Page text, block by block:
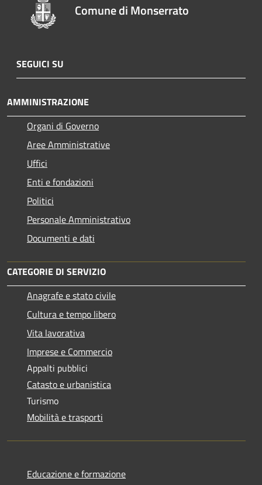
Comune di Monserrato
SEGUICI SU
AMMINISTRAZIONE
Organi di Governo
Aree Amministrative
Uffici
Enti e fondazioni
Politici
Personale Amministrativo
Documenti e dati
CATEGORIE DI SERVIZIO
Anagrafe e stato civile
Cultura e tempo libero
Vita lavorativa
Imprese e Commercio
Appalti pubblici
Catasto e urbanistica
Turismo
Mobilità e trasporti
Educazione e formazione